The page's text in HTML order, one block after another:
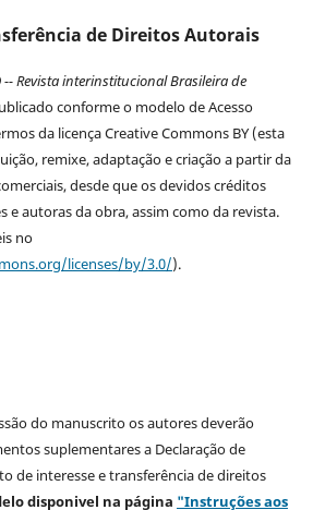
de Direitos Autorais
-- Revista interinstitucional Brasileira de
conforme o modelo de Acesso
da licença Creative Commons BY (esta
remixe, adaptação e criação a partir da
desde que os devidos créditos
e autoras da obra, assim como da revista.
no
licenses/by/3.0/).
do manuscrito os autores deverão
suplementares a Declaração de
de interesse e transferência de direitos
disponivel na página "Instruções aos